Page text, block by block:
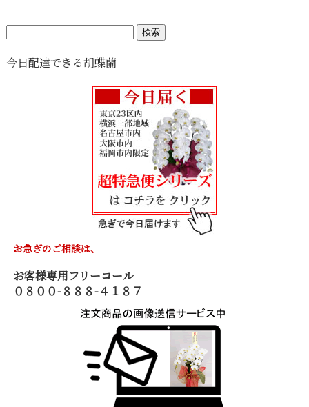
今日配達できる胡蝶蘭
お急ぎのご相談は、
お客様専用フリーコール
０８００-８８８-４１８７